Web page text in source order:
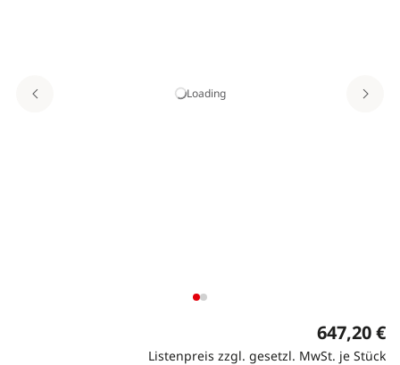
Loading
647,20 €
Listenpreis zzgl. gesetzl. MwSt. je Stück